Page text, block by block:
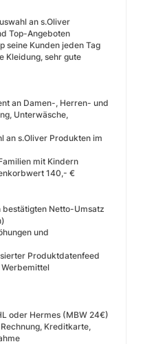
an s.Oliver
Top-Angeboten
seine Kunden jeden Tag
Kleidung, sehr gute
an Damen-, Herren- und
Unterwäsche,
an s.Oliver Produkten im
mit Kindern
140,- €
bestätigten Netto-Umsatz
und
Produktdatenfeed
oder Hermes (MBW 24€)
Kreditkarte,